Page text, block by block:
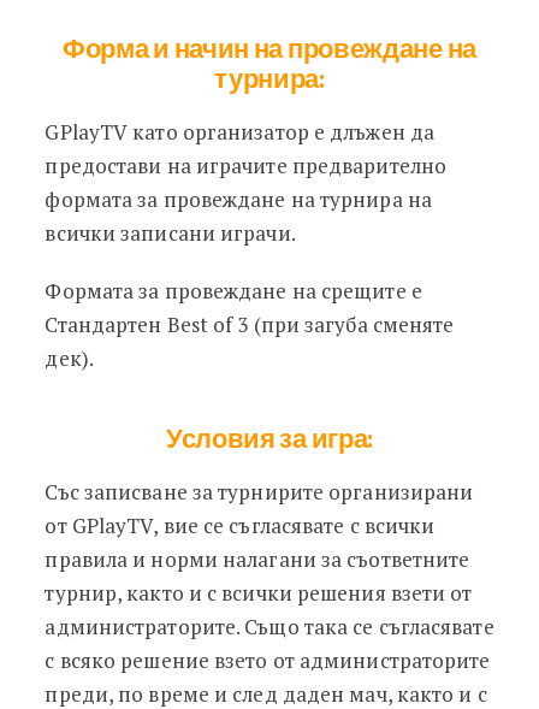
Форма и начин на провеждане на
турнира:
GPlayTV като организатор е длъжен да
предостави на играчите предварително
формата за провеждане на турнира на
всички записани играчи.
Формата за провеждане на срещите е
Стандартен Best of 3 (при загуба сменяте
дек).
Условия за игра:
Със записване за турнирите организирани
от GPlayTV, вие се съгласявате с всички
правила и норми налагани за съответните
турнир, както и с всички решения взети от
администраторите. Също така се съгласявате
с всяко решение взето от администраторите
преди, по време и след даден мач, както и с